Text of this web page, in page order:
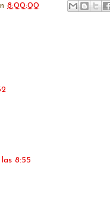
8:00:00
8:55